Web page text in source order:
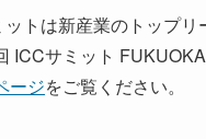
ットは新産業のトップ
ICCサミット
ージをご覧ください。